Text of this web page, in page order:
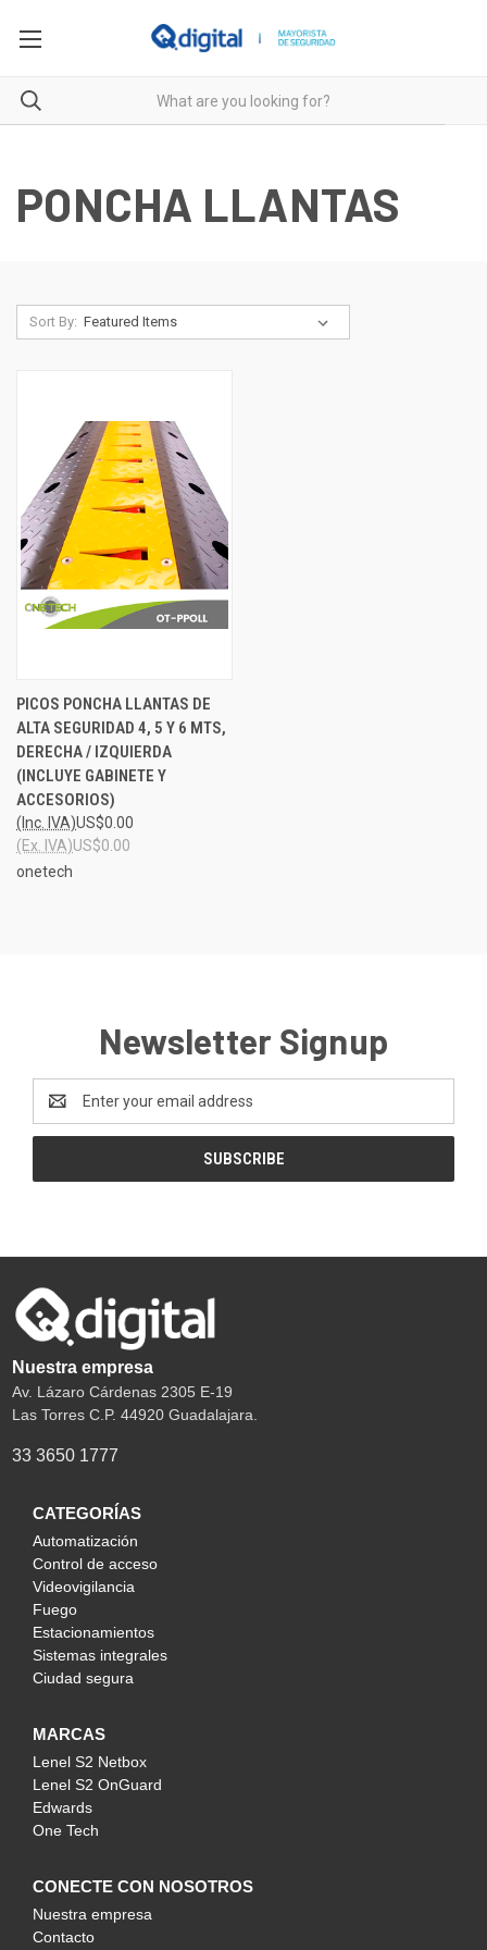
PONCHA LLANTAS
Sort By:
PICOS PONCHA LLANTAS DE
ALTA SEGURIDAD 4, 5 Y 6 MTS,
DERECHA / IZQUIERDA
(INCLUYE GABINETE Y
ACCESORIOS)
US$0.00
(Inc. IVA)
US$0.00
(Ex. IVA)
onetech
Newsletter Signup
Address
Nuestra empresa
Av. Lázaro Cárdenas 2305 E-19
Las Torres C.P. 44920 Guadalajara.
33 3650 1777
CATEGORÍAS
Automatización
Control de acceso
Videovigilancia
Fuego
Estacionamientos
Sistemas integrales
Ciudad segura
MARCAS
Lenel S2 Netbox
Lenel S2 OnGuard
Edwards
One Tech
CONECTE CON NOSOTROS
Nuestra empresa
Contacto